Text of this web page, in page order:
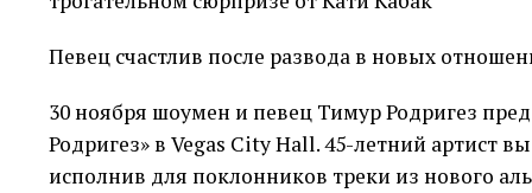
Лерчек и склонял её к инт*му. После интрижки
зрителей не верил, что блогерша даст ему
Источник
Певец счастлив после развода в новых
30 ноября шоумен и певец Тимур Родригез
Родригез» в Vegas City Hall. 45-летний артист
исполнив для поклонников треки из нового